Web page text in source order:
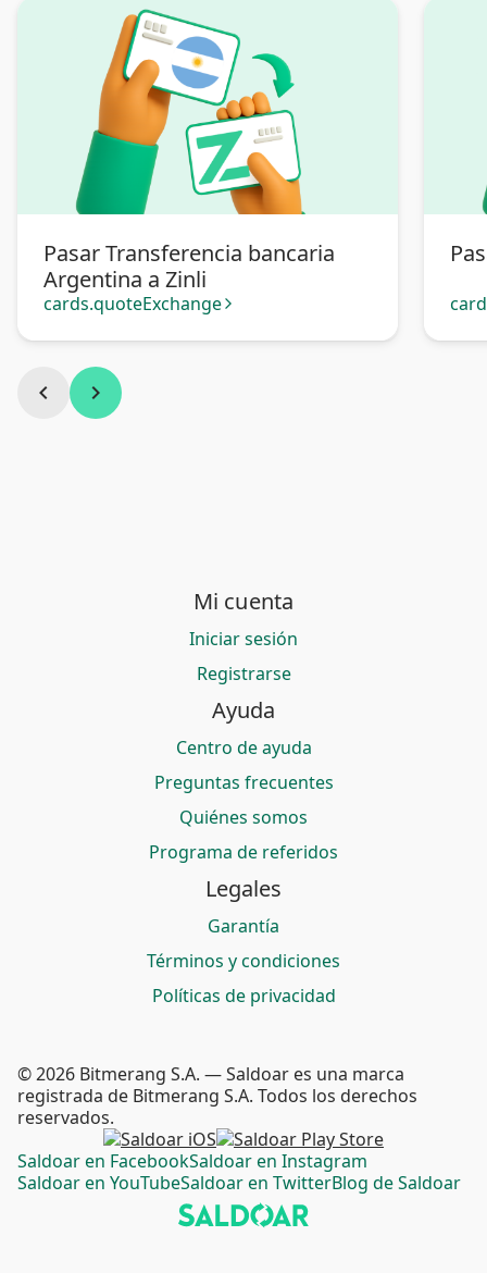
Pasar Transferencia bancaria
Argentina a Zinli
cards.quoteExchange arrow_forward_ios
chevron_left chevron_right
Mi cuenta
Iniciar sesión
Registrarse
Ayuda
Centro de ayuda
Preguntas frecuentes
Quiénes somos
Programa de referidos
Legales
Garantía
Términos y condiciones
Políticas de privacidad
Saldoar en FacebookSaldoar en Instagram
Saldoar en YouTubeSaldoar en TwitterBlog de Saldoar
© 2026 Bitmerang S.A. — Saldoar es una marca
registrada de Bitmerang S.A. Todos los derechos
reservados.